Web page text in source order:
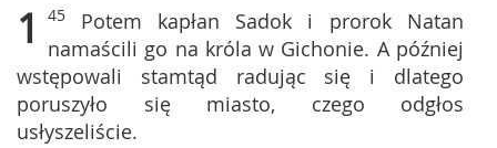
1 45 Potem kapłan Sadok i prorok Natan
namaścili go na króla w Gichonie. A później
wstępowali stamtąd radując się i dlatego
poruszyło się miasto, czego odgłos
usłyszeliście.